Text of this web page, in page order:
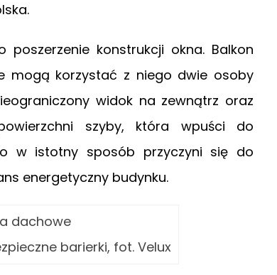
poszerzenie konstrukcji okna. Balkon
mogą korzystać z niego dwie osoby
widok na zewnątrz oraz
szyby, która wpuści do
w istotny sposób przyczyni się do
energetyczny budynku.
barierki, fot. Velux